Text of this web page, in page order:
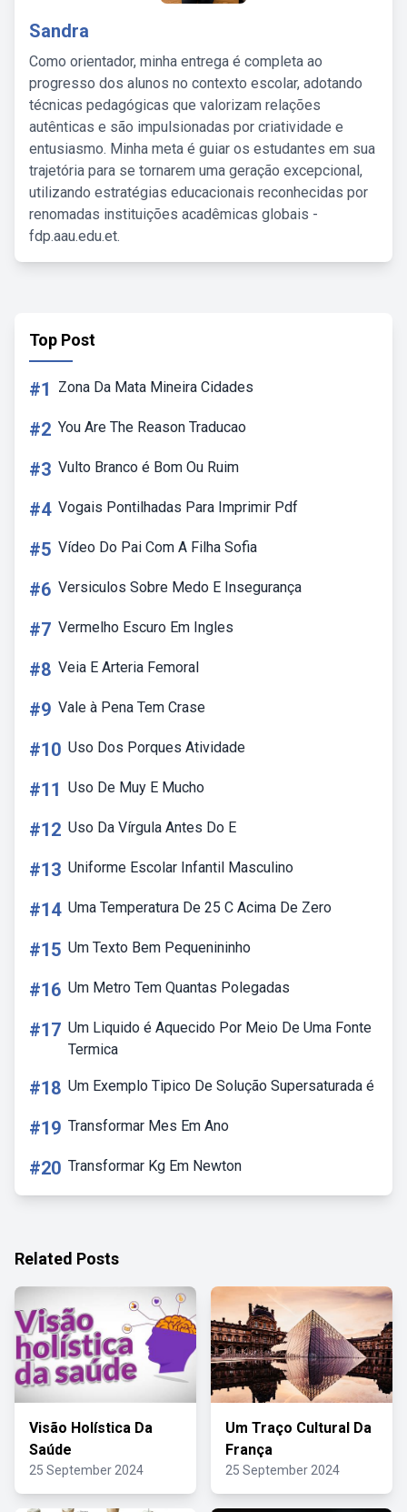
Sandra
Como orientador, minha entrega é completa ao
progresso dos alunos no contexto escolar, adotando
técnicas pedagógicas que valorizam relações
autênticas e são impulsionadas por criatividade e
entusiasmo. Minha meta é guiar os estudantes em sua
trajetória para se tornarem uma geração excepcional,
utilizando estratégias educacionais reconhecidas por
renomadas instituições acadêmicas globais -
fdp.aau.edu.et.
Top Post
#1 Zona Da Mata Mineira Cidades
#2 You Are The Reason Traducao
#3 Vulto Branco é Bom Ou Ruim
#4 Vogais Pontilhadas Para Imprimir Pdf
#5 Vídeo Do Pai Com A Filha Sofia
#6 Versiculos Sobre Medo E Insegurança
#7 Vermelho Escuro Em Ingles
#8 Veia E Arteria Femoral
#9 Vale à Pena Tem Crase
#10 Uso Dos Porques Atividade
#11 Uso De Muy E Mucho
#12 Uso Da Vírgula Antes Do E
#13 Uniforme Escolar Infantil Masculino
#14 Uma Temperatura De 25 C Acima De Zero
#15 Um Texto Bem Pequenininho
#16 Um Metro Tem Quantas Polegadas
#17 Um Liquido é Aquecido Por Meio De Uma Fonte
Termica
#18 Um Exemplo Tipico De Solução Supersaturada é
#19 Transformar Mes Em Ano
#20 Transformar Kg Em Newton
Related Posts
Visão Holística Da
Saúde
25 September 2024
Um Traço Cultural Da
França
25 September 2024